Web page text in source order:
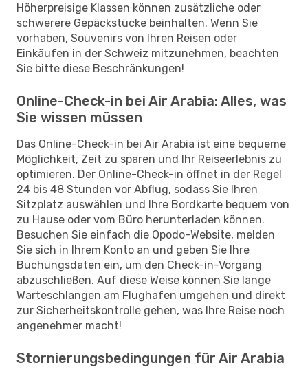
Höherpreisige Klassen können zusätzliche oder
schwerere Gepäckstücke beinhalten. Wenn Sie
vorhaben, Souvenirs von Ihren Reisen oder
Einkäufen in der Schweiz mitzunehmen, beachten
Sie bitte diese Beschränkungen!
Online-Check-in bei Air Arabia: Alles, was
Sie wissen müssen
Das Online-Check-in bei Air Arabia ist eine bequeme
Möglichkeit, Zeit zu sparen und Ihr Reiseerlebnis zu
optimieren. Der Online-Check-in öffnet in der Regel
24 bis 48 Stunden vor Abflug, sodass Sie Ihren
Sitzplatz auswählen und Ihre Bordkarte bequem von
zu Hause oder vom Büro herunterladen können.
Besuchen Sie einfach die Opodo-Website, melden
Sie sich in Ihrem Konto an und geben Sie Ihre
Buchungsdaten ein, um den Check-in-Vorgang
abzuschließen. Auf diese Weise können Sie lange
Warteschlangen am Flughafen umgehen und direkt
zur Sicherheitskontrolle gehen, was Ihre Reise noch
angenehmer macht!
Stornierungsbedingungen für Air Arabia